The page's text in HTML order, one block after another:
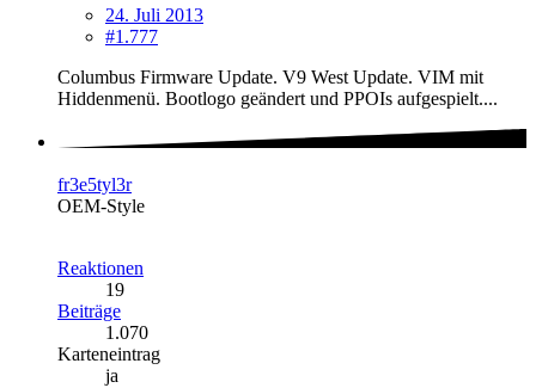
24. Juli 2013
#1.777
Columbus Firmware Update. V9 West Update. VIM mit
Hiddenmenü. Bootlogo geändert und PPOIs aufgespielt....
fr3e5tyl3r
OEM-Style
Reaktionen
19
Beiträge
1.070
Karteneintrag
ja